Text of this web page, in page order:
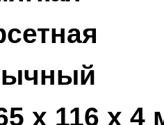
х 116 х 4